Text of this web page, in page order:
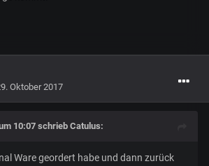
Oktober 2017
10:07 schrieb Catulus:
Ware geordert habe und dann zurück